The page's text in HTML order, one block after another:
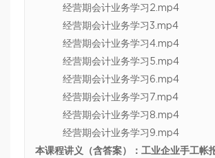
经营期会计业务学习2.mp4
经营期会计业务学习3.mp4
经营期会计业务学习4.mp4
经营期会计业务学习5.mp4
经营期会计业务学习6.mp4
经营期会计业务学习7.mp4
经营期会计业务学习8.mp4
经营期会计业务学习9.mp4
本课程讲义（含答案）：工业企业手工帐